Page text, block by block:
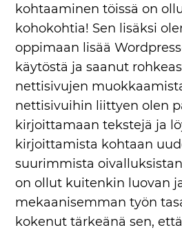
kohtaaminen töissä on
kohokohtia! Sen lisäksi
oppimaan lisää
käytöstä ja saanut
nettisivujen
nettisivuihin liittyen olen
kirjoittamaan tekstejä ja
kirjoittamista kohtaan
suurimmista
on ollut kuitenkin luovan
mekaanisemman työn
kokenut tärkeänä sen,